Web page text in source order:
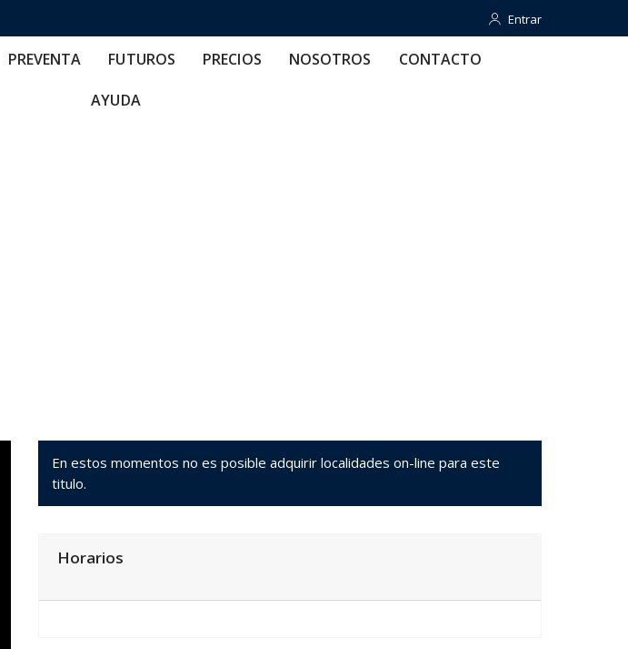
Entrar
Entrar
PREVENTA FUTUROS PRECIOS NOSOTROS CONTACTO
AYUDA
En estos momentos no es posible adquirir localidades on-line para este
titulo.
Horarios